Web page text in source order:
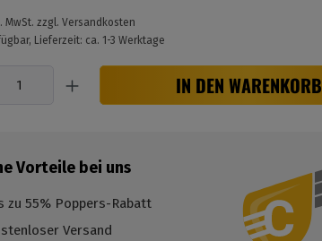
MwSt. zzgl. Versandkosten
Lieferzeit: ca. 1-3 Werktage
IN DEN WARENKORB
Vorteile bei uns
zu 55% Poppers-Rabatt
Versand